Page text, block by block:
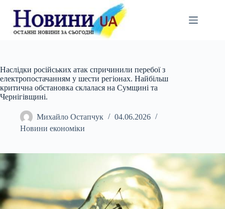
вмісту
Наслідки російських атак спричинили перебої з
електропостачанням у шести регіонах. Найбільш
критична обстановка склалася на Сумщині та
Чернігівщині.
Михайло Остапчук
04.06.2026
Новини економіки